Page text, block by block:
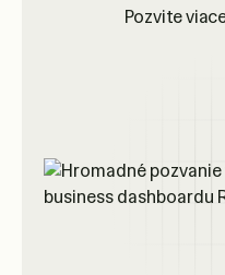
Pozvite